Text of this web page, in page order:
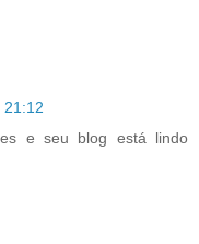
21:12
e seu blog está lindo